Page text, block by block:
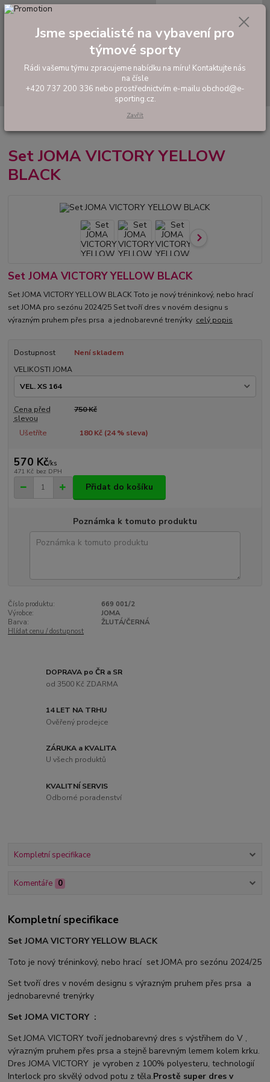
Hledat
tel: +420 737 200 336
0,00 Kč
Tréninkové oblečení
JOMA VICTORY YELLOW BLACK
Set JOMA VICTORY YELLOW
BLACK
Set JOMA VICTORY YELLOW BLACK
Set JOMA VICTORY YELLOW BLACK Toto je nový tréninkový, nebo hrací
set JOMA pro sezónu 2024/25 Set tvoří dres v novém designu s
výrazným pruhem přes prsa a jednobarevné trenýrky celý popis
Dostupnost
Není skladem
VELIKOSTI JOMA
Cena před
slevou
750 Kč
Ušetříte 180 Kč (24% sleva)
570 Kč/ks
471 Kč bez DPH
Přidat do košíku
Poznámka k tomuto produktu
Číslo produktu:
669 001/2
Výrobce:
JOMA
Barva:
ŽLUTÁ/ČERNÁ
Hlídat cenu / dostupnost
DOPRAVA po ČR a SR
od 3500 Kč ZDARMA
14 LET NA TRHU
Ověřený prodejce
ZÁRUKA a KVALITA
U všech produktů
KVALITNÍ SERVIS
Odborné poradenství
Kompletní specifikace
Komentáře 0
Kompletní specifikace
Set JOMA VICTORY YELLOW BLACK
Toto je nový tréninkový, nebo hrací set JOMA pro sezónu 2024/25
Set tvoří dres v novém designu s výrazným pruhem přes prsa a
jednobarevné trenýrky
Set JOMA VICTORY :
Set JOMA VICTORY tvoří jednobarevný dres s výstřihem do V ,
výrazným pruhem přes prsa a stejně barevným lemem kolem krku.
Dres JOMA VICTORY je vyroben z 100% polyesteru, technologií
Interlock pro skvělý odvod potu z těla.Prostě super dres v
Jsme specialisté na vybavení pro
týmové sporty
Rádi vašemu týmu zpracujeme nabídku na míru! Kontaktujte nás
na čísle
+420 737 200 336 nebo prostřednictvím e-mailu obchod@e-
sporting.cz.
Zavřít